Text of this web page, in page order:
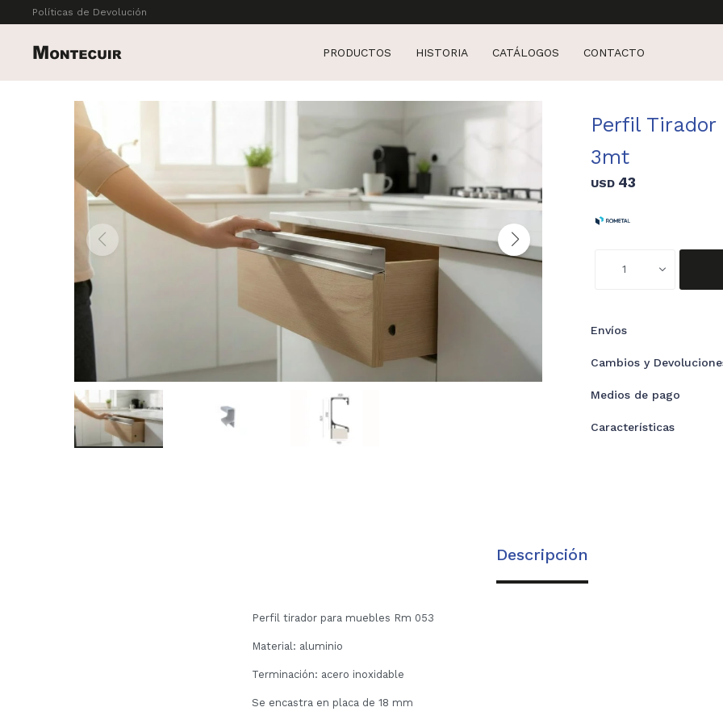
PRODUCTOS HISTORIA CATÁLOGOS CONTACTO
Políticas de Devolución
Perfil
3mt
USD 43
1
Envíos
Cambios y
Medios de pago
Características
Descripción
Perfil tirador para muebles Rm 053
Material: aluminio
Terminación: acero inoxidable
Se encastra en placa de 18 mm